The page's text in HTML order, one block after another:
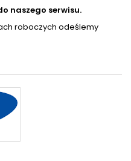
naszego serwisu.
roboczych odeślemy